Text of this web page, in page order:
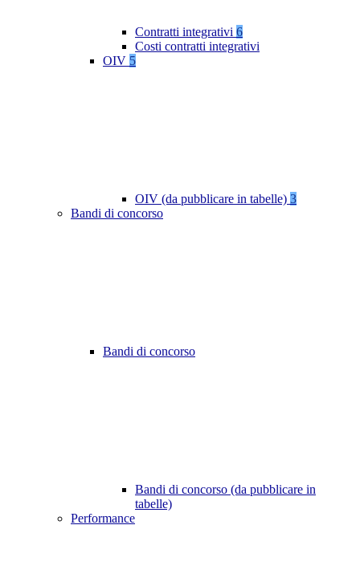
Contratti integrativi 6
Costi contratti integrativi
OIV 5
OIV (da pubblicare in tabelle) 3
Bandi di concorso
Bandi di concorso
Bandi di concorso (da pubblicare in
tabelle)
Performance